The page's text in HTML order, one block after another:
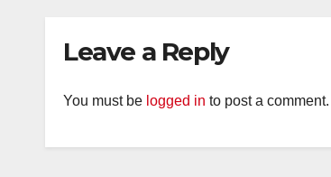
Leave a Reply
You must be logged in to post a comment.